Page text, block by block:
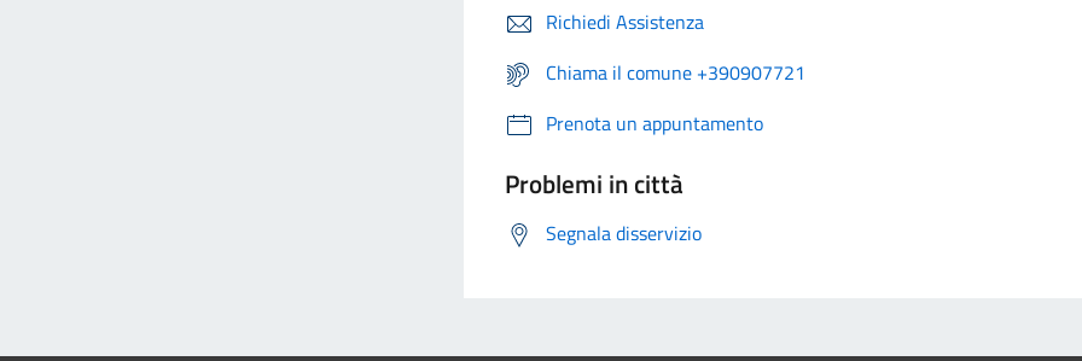
Richiedi Assistenza
Chiama il comune +390907721
Prenota un appuntamento
Problemi in città
Segnala disservizio